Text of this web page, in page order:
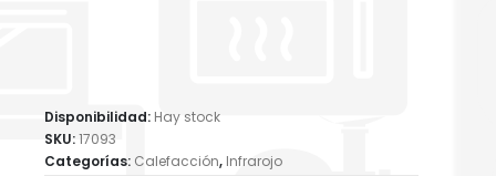
Disponibilidad: Hay stock
SKU:17093
Categorías: Calefacción, Infrarojo